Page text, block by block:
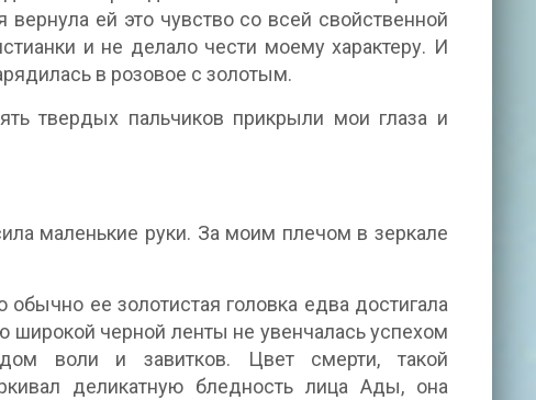
ей это чувство со всей свойственной
и не делало чести моему характеру. И
в розовое с золотым.
твердых пальчиков прикрыли мои глаза и
маленькие руки. За моим плечом в зеркале
ее золотистая головка едва достигала
черной ленты не увенчалась успехом
воли и завитков. Цвет смерти, такой
деликатную бледность лица Ады, она